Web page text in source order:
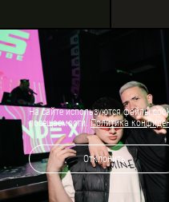
На сайте используются файлы
посещаемости. Политика
Отклонить